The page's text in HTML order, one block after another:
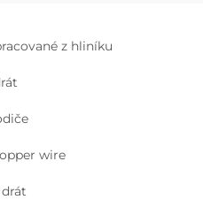
z hliníku
wire